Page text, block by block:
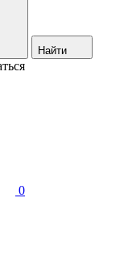
Найти
0